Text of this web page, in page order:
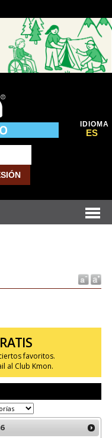
IDIOMA
ES
favoritos.
al Club Kmon.